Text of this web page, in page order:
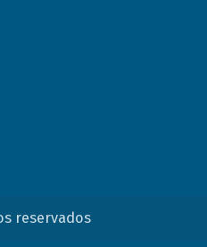
reservados